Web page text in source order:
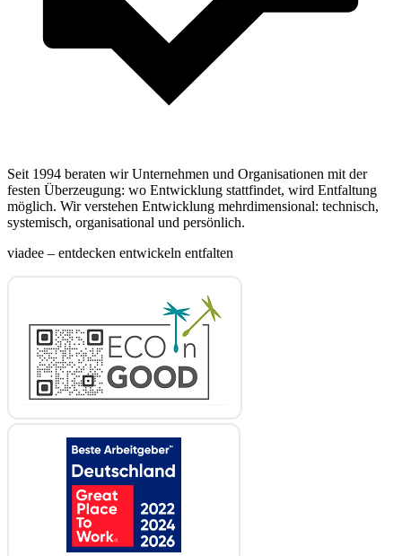
Seit 1994 beraten wir Unternehmen und Organisationen mit der
festen Überzeugung: wo Entwicklung stattfindet, wird Entfaltung
möglich. Wir verstehen Entwicklung mehrdimensional: technisch,
systemisch, organisational und persönlich.
viadee – entdecken entwickeln entfalten